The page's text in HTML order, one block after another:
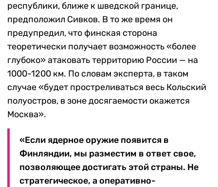
республики, ближе к шведской границе,
предположил Сивков. В то же время он
предупредил, что финская сторона
теоретически получает возможность «более
глубоко» атаковать территорию России — на
1000-1200 км. По словам эксперта, в таком
случае «будет простреливаться весь Кольский
полуостров, в зоне досягаемости окажется
Москва».
«Если ядерное оружие появится в
Финляндии, мы разместим в ответ свое,
позволяющее достигать этой страны. Не
стратегическое, а оперативно-